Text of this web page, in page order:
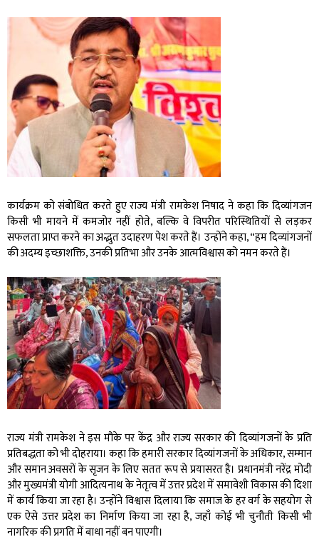
कार्यक्रम को संबोधित करते हुए राज्य मंत्री रामकेश निषाद ने कहा कि दिव्यांगजन
किसी भी मायने में कमजोर नहीं होते, बल्कि वे विपरीत परिस्थितियों से लड़कर
सफलता प्राप्त करने का अद्भुत उदाहरण पेश करते हैं। उन्होंने कहा, “हम दिव्यांगजनों
की अदम्य इच्छाशक्ति, उनकी प्रतिभा और उनके आत्मविश्वास को नमन करते हैं।
राज्य मंत्री रामकेश ने इस मौके पर केंद्र और राज्य सरकार की दिव्यांगजनों के प्रति
प्रतिबद्धता को भी दोहराया। कहा कि हमारी सरकार दिव्यांगजनों के अधिकार, सम्मान
और समान अवसरों के सृजन के लिए सतत रूप से प्रयासरत है। प्रधानमंत्री नरेंद्र मोदी
और मुख्यमंत्री योगी आदित्यनाथ के नेतृत्व में उत्तर प्रदेश में समावेशी विकास की दिशा
में कार्य किया जा रहा है। उन्होंने विश्वास दिलाया कि समाज के हर वर्ग के सहयोग से
एक ऐसे उत्तर प्रदेश का निर्माण किया जा रहा है, जहाँ कोई भी चुनौती किसी भी
नागरिक की प्रगति में बाधा नहीं बन पाएगी।